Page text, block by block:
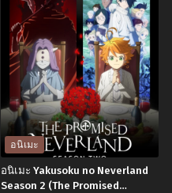
Kanojo
Okarishimasu
สะ
ดุ
ดรัก
ยัย
แฟน
เช่า
ตอน
อนิเมะ
อนิเมะ Yakusoku no Neverland
Season 2 (The Promised